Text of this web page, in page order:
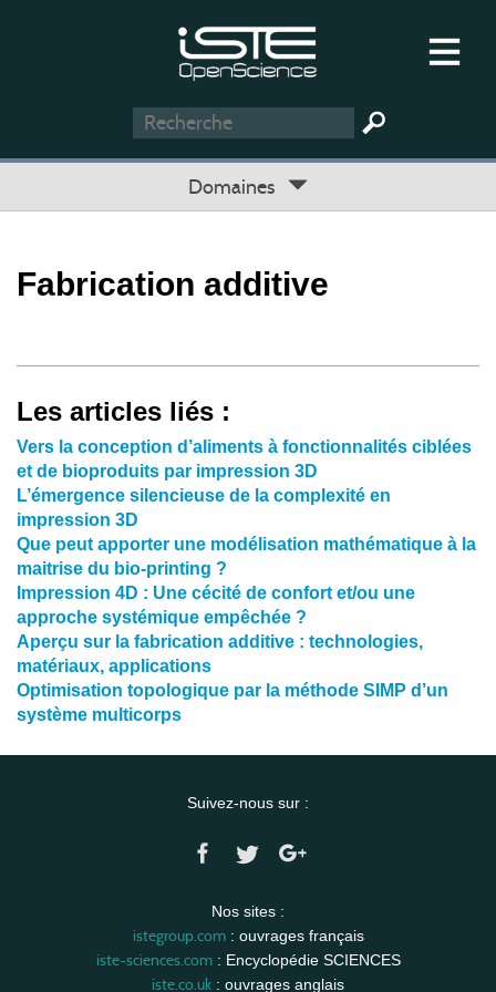
Domaines
Fabrication additive
Les articles liés :
Vers la conception d’aliments à fonctionnalités ciblées
et de bioproduits par impression 3D
L’émergence silencieuse de la complexité en
impression 3D
Que peut apporter une modélisation mathématique à la
maitrise du bio-printing ?
Impression 4D : Une cécité de confort et/ou une
approche systémique empêchée ?
Aperçu sur la fabrication additive : technologies,
matériaux, applications
Optimisation topologique par la méthode SIMP d’un
système multicorps
Suivez-nous sur :
Nos sites :
istegroup.com: ouvrages français
iste-sciences.com: Encyclopédie SCIENCES
iste.co.uk : ouvrages anglais